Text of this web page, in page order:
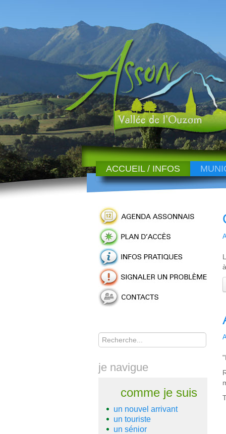
ACCUEIL / INFOS
Rechercher
je navigue
comme je suis
un nouvel arrivant
un touriste
un sénior